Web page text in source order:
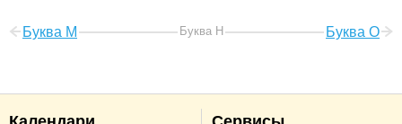
Буква М Буква Н Буква О